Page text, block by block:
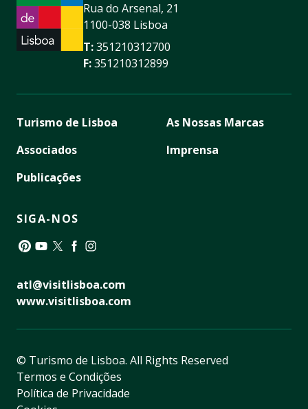
Rua do Arsenal, 21
1100-038 Lisboa
T:351210312700
F:351210312899
Turismo de Lisboa
Associados
Publicações
As Nossas Marcas
Imprensa
SIGA-NOS
atl@visitlisboa.com
www.visitlisboa.com
© Turismo de Lisboa. All Rights Reserved
Termos e Condições
Política de Privacidade